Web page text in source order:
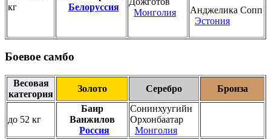
кг
Белоруссия
Монголия
Анджелика Сопп
Эстония
Боевое самбо
Весовая
категория
Золото Серебро Бронза
до 52 кг
Баир
Ванжилов
Россия
Сонинхуугийн
Орхонбаатар
Монголия